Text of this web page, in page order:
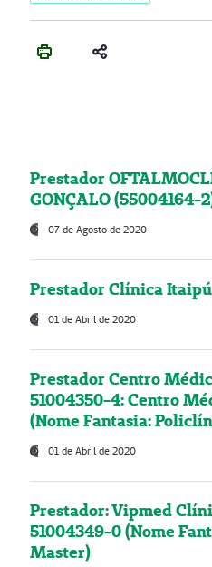
Prestador
GONÇALO (55004164-
07 de Agosto de 2020
Prestador Clínica
01 de Abril de 2020
Prestador Centro
51004350-4: Centro
(Nome Fantasia:
01 de Abril de 2020
Prestador: Vipmed
51004349-0 (Nome
Master)